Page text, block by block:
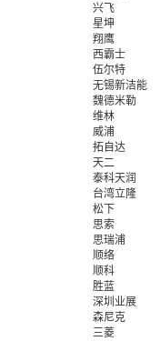
兴飞
星坤
翔鹰
西霸士
伍尔特
无锡新洁能
魏德米勒
维林
威浦
拓自达
天二
泰科天润
台湾立隆
松下
思索
思瑞浦
顺络
顺科
胜蓝
深圳业展
森尼克
三菱